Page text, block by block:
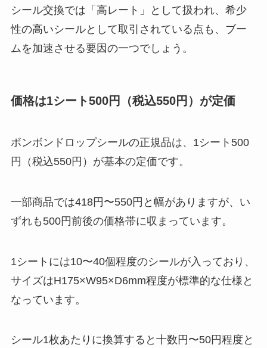
シール交換では「高レート」として扱われ、希少
性の高いシールとして取引されている点も、ブー
ムを加速させる要因の一つでしょう。
価格は1シート500円（税込550円）が定価
ボンボンドロップシールの正規品は、1シート500
円（税込550円）が基本の定価です。
一部商品では418円〜550円と幅がありますが、い
ずれも500円前後の価格帯に収まっています。
1シートには10〜40個程度のシールが入っており、
サイズはH175×W95×D6mm程度が標準的な仕様と
なっています。
シール1枚あたりに換算すると十数円〜50円程度と